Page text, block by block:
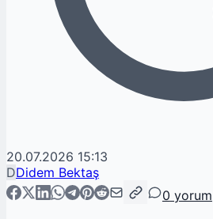
20.07.2026 15:13
DDidem Bektaş
0 yorum